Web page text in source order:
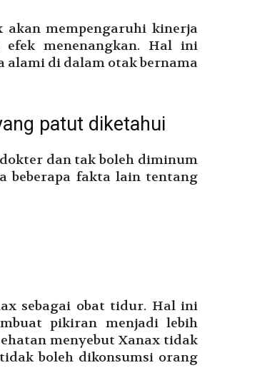
akan mempengaruhi kinerja
menenangkan. Hal ini
alami di dalam otak bernama
patut diketahui
dan tak boleh diminum
beberapa fakta lain tentang
sebagai obat tidur. Hal ini
pikiran menjadi lebih
menyebut Xanax tidak
boleh dikonsumsi orang